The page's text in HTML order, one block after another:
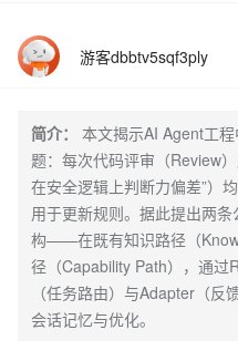
游客dbbtv5sqf3ply
简介：
本文揭示AI Agent工
题：每次代码评审（Review
在安全逻辑上判断力偏差”）
用于更新规则。据此提出两
构——在既有知识路径（
径（Capability Path），通过
（任务路由）与Adapter（
会话记忆与优化。